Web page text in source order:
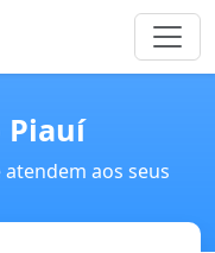
Piauí
aos seus